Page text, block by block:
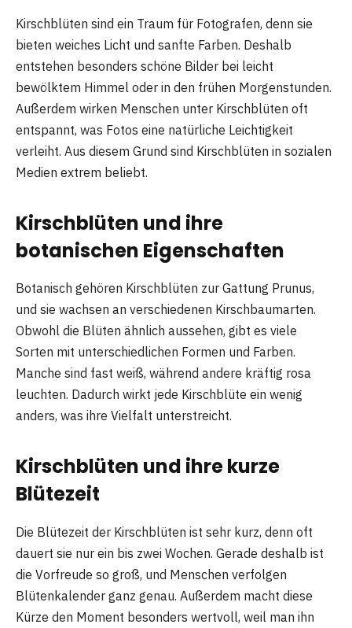
Kirschblüten sind ein Traum für Fotografen, denn sie
bieten weiches Licht und sanfte Farben. Deshalb
entstehen besonders schöne Bilder bei leicht
bewölktem Himmel oder in den frühen Morgenstunden.
Außerdem wirken Menschen unter Kirschblüten oft
entspannt, was Fotos eine natürliche Leichtigkeit
verleiht. Aus diesem Grund sind Kirschblüten in sozialen
Medien extrem beliebt.
Kirschblüten und ihre
botanischen Eigenschaften
Botanisch gehören Kirschblüten zur Gattung Prunus,
und sie wachsen an verschiedenen Kirschbaumarten.
Obwohl die Blüten ähnlich aussehen, gibt es viele
Sorten mit unterschiedlichen Formen und Farben.
Manche sind fast weiß, während andere kräftig rosa
leuchten. Dadurch wirkt jede Kirschblüte ein wenig
anders, was ihre Vielfalt unterstreicht.
Kirschblüten und ihre kurze
Blütezeit
Die Blütezeit der Kirschblüten ist sehr kurz, denn oft
dauert sie nur ein bis zwei Wochen. Gerade deshalb ist
die Vorfreude so groß, und Menschen verfolgen
Blütenkalender ganz genau. Außerdem macht diese
Kürze den Moment besonders wertvoll, weil man ihn